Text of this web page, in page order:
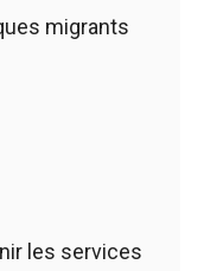
migrants
les services